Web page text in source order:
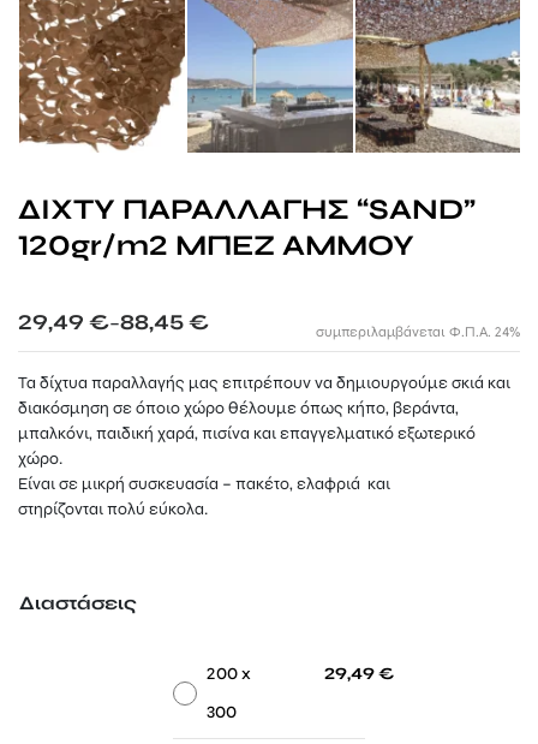
ΞΥΛΙΝΕΣ ΤΟΥΑΛΕΤΕΣ
ΕΞΑΡΤΗΜΑΤΑ
ΣΠΙΤΑΚΙΑ ΣΚΥΛΩΝ
ΣΠΙΤΑΚΙΑ ΓΙΑ ΓΑΤΕΣ
ΣΤΑΒΛΟΙ ΑΛΟΓΩΝ
ΞΥΛΙΝΑ ΚΟΤΕΤΣΙΑ
ΞΥΛΙΝΟΙ ΦΡΑΧΤΕΣ ΠΡΟΣ ΕΝΟΙΚΙΑΣΗ
ΟΜΠΡΕΛΕΣ ΠΡΟΣ ΕΝΟΙΚΙΑΣΗ
ΔΙΑΦΟΡΕΣ ΚΑΤΑΣΚΕΥΕΣ ΠΡΟΣ ΕΝΟΙΚΙΑΣΗ
ΞΥΛΙΝΟΙ ΚΑΔΟΙ ΠΡΟΣ ΕΝΟΙΚΙΑΣΗ
ΣΥΜΜΕΤΟΧΕΣ ΣΕ ΧΡΙΣΤΟΥΓΕΝΝΙΑΤΙΚΑ ΧΩΡΙΑ
ΣΥΜΜΕΤΟΧΕΣ ΣΕ EVENTS
WPC ΠΕΡΙΦΡΑΞΗ
ΜΕΤΑΛΛΙΚΑ ΑΞΕΣΟΥΑΡ ΠΑΝΙΩΝ
ΑΛΑΞΙΕΡΑ ΠΑΡΑΛΙΑΣ
ΞΥΛΙΝΑ ΤΡΑΠΕΖΙΑ & ΚΑΡΕΚΛΕΣ
ΔΙΧΤΥ ΠΑΡΑΛΛΑΓΗΣ “SAND”
120gr/m2 ΜΠΕΖ ΑΜΜΟΥ
29,49 €–88,45€
Price
range:
29,49 €
through
88,45 €
συμπεριλαμβάνεται Φ.Π.Α. 24%
Τα δίχτυα παραλλαγής μας επιτρέπουν να δημιουργούμε σκιά και
διακόσμηση σε όποιο χώρο θέλουμε όπως κήπο, βεράντα,
μπαλκόνι, παιδική χαρά, πισίνα και επαγγελματικό εξωτερικό
χώρο.
Είναι σε μικρή συσκευασία – πακέτο, ελαφριά και
στηρίζονται πολύ εύκολα.
Διαστάσεις
200 x
300
29,49€